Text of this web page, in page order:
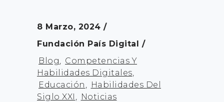
8 Marzo, 2024
Fundación País Digital
Blog, Competencias Y
Habilidades Digitales,
Educación , Habilidades Del
Siglo XXI , Noticias